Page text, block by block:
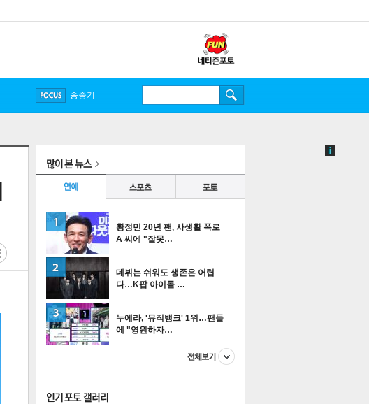
송중기
황정민 20년 팬, 사생활 폭로
A 씨에 "잘못…
데뷔는 쉬워도 생존은 어렵
다…K팝 아이돌 …
누에라, '뮤직뱅크' 1위…팬들
에 "영원하자…